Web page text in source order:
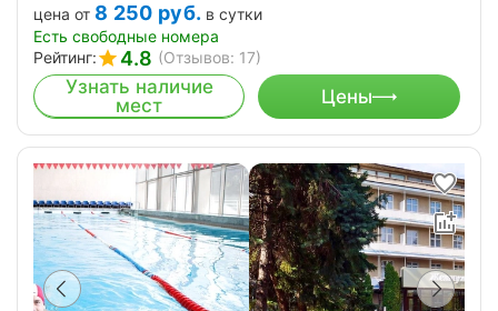
цена от 8 250 руб. в сутки
Есть свободные номера
Рейтинг:
4.8 (Отзывов: 17)
Узнать наличие
мест
Цены